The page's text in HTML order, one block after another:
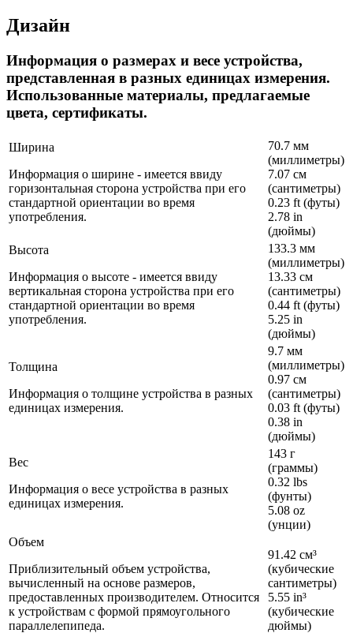
Дизайн
Информация о размерах и весе устройства,
представленная в разных единицах измерения.
Использованные материалы, предлагаемые
цвета, сертификаты.
Ширина
Информация о ширине - имеется ввиду
горизонтальная сторона устройства при его
стандартной ориентации во время
употребления.
70.7 мм
(миллиметры)
7.07 см
(сантиметры)
0.23 ft (футы)
2.78 in
(дюймы)
Высота
Информация о высоте - имеется ввиду
вертикальная сторона устройства при его
стандартной ориентации во время
употребления.
133.3 мм
(миллиметры)
13.33 см
(сантиметры)
0.44 ft (футы)
5.25 in
(дюймы)
Толщина
Информация о толщине устройства в разных
единицах измерения.
9.7 мм
(миллиметры)
0.97 см
(сантиметры)
0.03 ft (футы)
0.38 in
(дюймы)
Вес
Информация о весе устройства в разных
единицах измерения.
143 г
(граммы)
0.32 lbs
(фунты)
5.08 oz
(унции)
Объем
Приблизительный объем устройства,
вычисленный на основе размеров,
предоставленных производителем. Относится
к устройствам с формой прямоугольного
параллелепипеда.
91.42 см³
(кубические
сантиметры)
5.55 in³
(кубические
дюймы)